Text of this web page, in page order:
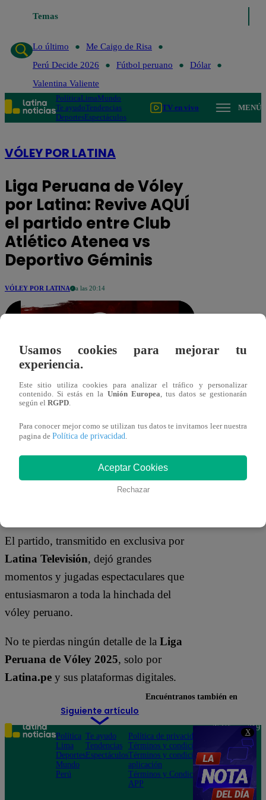
X
Temas
Lo último
Me Caigo de Risa
Perú Decide 2026
Fútbol peruano
Dólar
Valentina Valiente
PolíticaLimaMundo
Te ayudoTendencias
DeportesEspectáculos
TV en vivo MENÚ
VÓLEY POR LATINA
Liga Peruana de Vóley
por Latina: Revive AQUÍ
el partido entre Club
Atlético Atenea vs
Deportivo Géminis
VÓLEY POR LATINA a las 20:14
ltaboada@latina.pe
En un partido bastante luchado, Club
Atlético Atenea se impuso 3 sets a 1 ante
Deportivo Géminis por la fecha 5 de la
El partido, transmitido en exclusiva por
Latina Televisión, dejó grandes
momentos y jugadas espectaculares que
entusiasmaron a toda la hinchada del
vóley peruano.
No te pierdas ningún detalle de la Liga
Peruana de Vóley 2025, solo por
Latina.pe y sus plataformas digitales.
Siguiente artículo
Usamos cookies para mejorar tu
experiencia.
Este sitio utiliza cookies para analizar el tráfico y personalizar
contenido. Si estás en la Unión Europea, tus datos se gestionarán
según el RGPD.
Para conocer mejor como se utilizan tus datos te invitamos leer nuestra
pagina de Política de privacidad.
Aceptar Cookies
Rechazar
Encuéntranos también en
Política
Lima
Deportes
Mundo
Perú
Te ayudo
Tendencias
Espectáculos
Política de privacidad
Términos y condiciones
Términos y condiciones
aplicación
Términos y Condiciones
APP
Teléfono: 219
Av. San
Felipe 968
Jesús María